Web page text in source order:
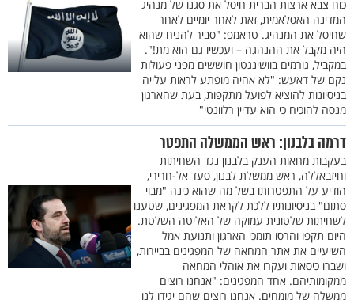
כוח צבא ארצות הברית חיסל את סגנו של מנהיג
המדינה האסלאמית, זאת לאחר יומיים לאחר
שחיסל את המנהיג. טראמפ: "סביר להניח שהוא
היה מקבל את ההנהגה – ועכשיו גם הוא מת!".
במקביל, גורמים בוושינגטון חוששים מפני פעולות
נקם של דאעש: "לא אהיה מופתע לראות עלייה
בניסיונות להוציא לפועל מתקפות, בעת שהארגון
מנסה להוכיח כי הוא עדיין רלוונטי"
דרמה בלבנון: ראש הממשלה התפטר
בעקבות מחאות הענק בלבנון נגד השחיתות
וחיזבאללה, ראש ממשלת לבנון, סעד אל-חרירי,
הודיע על התפטרותו בשל מה שהוא כינה "מבוי
סתום" בניסיונותיו ללכת לקראת המפגינים, שטענו
לשחיתות שלטונית עמוקה של האליטה השלטת.
היום תקפו והרסו תומכי הארגון ותנועת אמל
השיעיים את אתר המחאה של המפגינים בביירות,
ושברו כיסאות ועקרו את אוהלי המחאה
ממקומותיהם. אחד המפגינים: "אנחנו רוצים
ממשלה של מומחים. אנחנו רוצים שהם יגידו לנו